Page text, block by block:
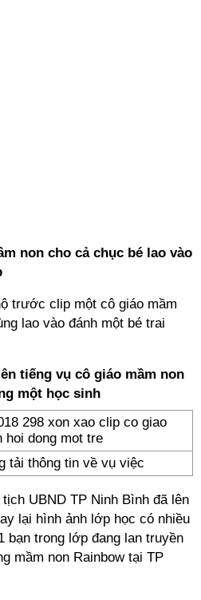
non cho cả chục bé lao vào
trước clip một cô giáo mầm
lao vào đánh một bé trai
tiếng vụ cô giáo mầm non
một học sinh
tải thông tin về vụ việc
UBND TP Ninh Bình đã lên
lại hình ảnh lớp học có nhiều
bạn trong lớp đang lan truyền
mầm non Rainbow tại TP